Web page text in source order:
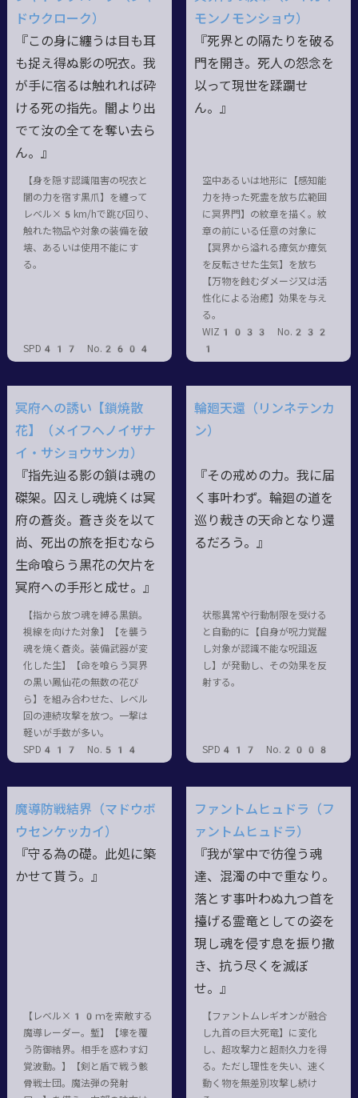
ドウクローク）
『この身に纏うは目も耳
も捉え得ぬ影の呪衣。我
が手に宿るは触れれば砕
ける死の指先。闇より出
でて汝の全てを奪い去ら
ん。』
【身を隠す認識阻害の呪衣と
闇の力を宿す黒爪】を纏って
レベル×5km/hで跳び回り、
触れた物品や対象の装備を破
壊、あるいは使用不能にす
る。
SPD417 No.2604
モンノモンショウ）
『死界との隔たりを破る
門を開き。死人の怨念を
以って現世を蹂躙せ
ん。』
空中あるいは地形に【感知能
力を持った死霊を放ち広範囲
に冥界門】の紋章を描く。紋
章の前にいる任意の対象に
【冥界から溢れる瘴気か瘴気
を反転させた生気】を放ち
【万物を蝕むダメージ又は活
性化による治癒】効果を与え
る。
WIZ1033 No.232
1
冥府への誘い【鎖焼散
花】（メイフヘノイザナ
イ・サショウサンカ）
『指先辿る影の鎖は魂の
磔架。囚えし魂焼くは冥
府の蒼炎。蒼き炎を以て
尚、死出の旅を拒むなら
生命喰らう黒花の欠片を
冥府への手形と成せ。』
【指から放つ魂を縛る黒鎖。
視線を向けた対象】【を襲う
魂を焼く蒼炎。装備武器が変
化した生】【命を喰らう冥界
の黒い鳳仙花の無数の花び
ら】を組み合わせた、レベル
回の連続攻撃を放つ。一撃は
軽いが手数が多い。
SPD417 No.514
輪廻天還（リンネテンカ
ン）
『その戒めの力。我に届
く事叶わず。輪廻の道を
巡り裁きの天命となり還
るだろう。』
状態異常や行動制限を受ける
と自動的に【自身が呪力覚醒
し対象が認識不能な呪詛返
し】が発動し、その効果を反
射する。
SPD417 No.2008
魔導防戦結界（マドウボ
ウセンケッカイ）
『守る為の礎。此処に築
かせて貰う。』
【レベル×10ｍを索敵する
魔導レーダー。塹】【壕を覆
う防御結界。相手を惑わす幻
覚波動。】【剣と盾で戦う骸
骨戦士団。魔法弾の発射
ファントムヒュドラ（フ
ァントムヒュドラ）
『我が掌中で彷徨う魂
達、混濁の中で重なり。
落とす事叶わぬ九つ首を
擡げる霊竜としての姿を
現し魂を侵す息を振り撒
き、抗う尽くを滅ぼ
せ。』
【ファントムレギオンが融合
し九首の巨大死竜】に変化
し、超攻撃力と超耐久力を得
る。ただし理性を失い、速く
動く物を無差別攻撃し続け